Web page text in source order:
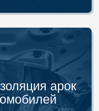
арок